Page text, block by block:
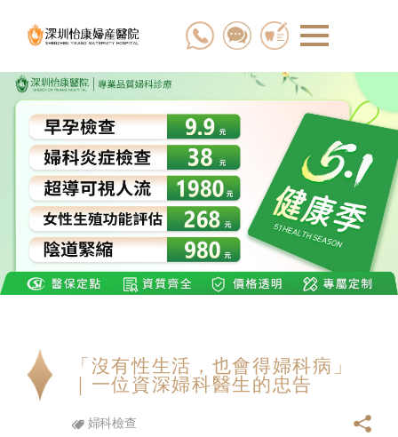
「沒有性生活，也會得婦科病」
｜一位資深婦科醫生的忠告
婦科檢查